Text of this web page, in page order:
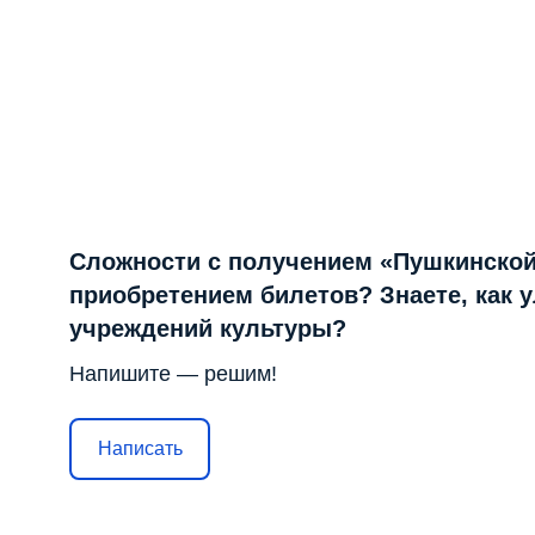
Сложности с получением
приобретением билетов? Знаете, как
учреждений культуры?
Напишите — решим!
Написать